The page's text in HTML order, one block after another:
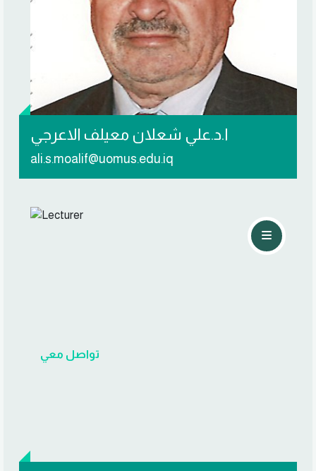
ا.د.علي شعلان معيلف الاعرجي
ali.s.moalif@uomus.edu.iq
تواصل معي
تواصل معي